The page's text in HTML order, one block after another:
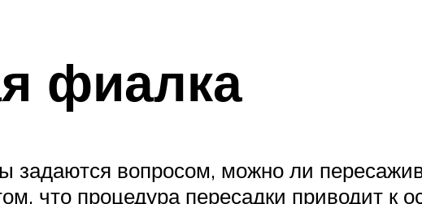
фиалка
задаются вопросом, можно ли
что процедура пересадки приводит к